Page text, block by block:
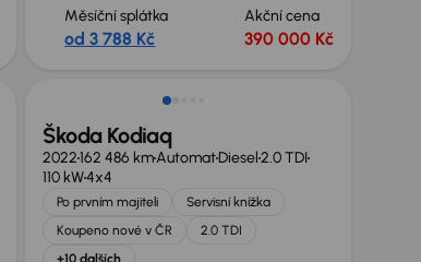
Měsíční splátka
od 3 788 Kč
Akční cena
390 000 Kč
Nově v nabídce
Škoda Kodiaq
2022162 486 kmAutomatDiesel2.0 TDI
110 kW4x4
Po prvním majiteli
Servisní knížka
Koupeno nové v ČR
2.0 TDI
+10 dalších